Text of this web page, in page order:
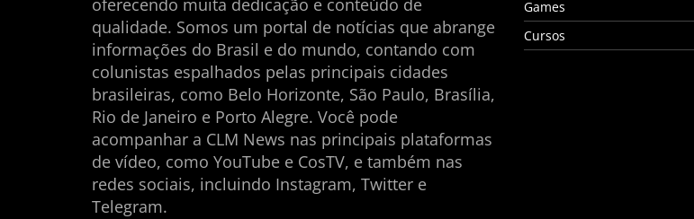
oferecendo muita dedicação e conteúdo de
qualidade. Somos um portal de notícias que abrange
informações do Brasil e do mundo, contando com
colunistas espalhados pelas principais cidades
brasileiras, como Belo Horizonte, São Paulo, Brasília,
Rio de Janeiro e Porto Alegre. Você pode
acompanhar a CLM News nas principais plataformas
de vídeo, como YouTube e CosTV, e também nas
redes sociais, incluindo Instagram, Twitter e
Telegram.
Games
Cursos